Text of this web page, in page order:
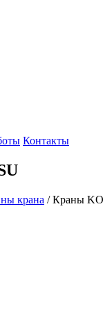
Контакты
крана /Краны